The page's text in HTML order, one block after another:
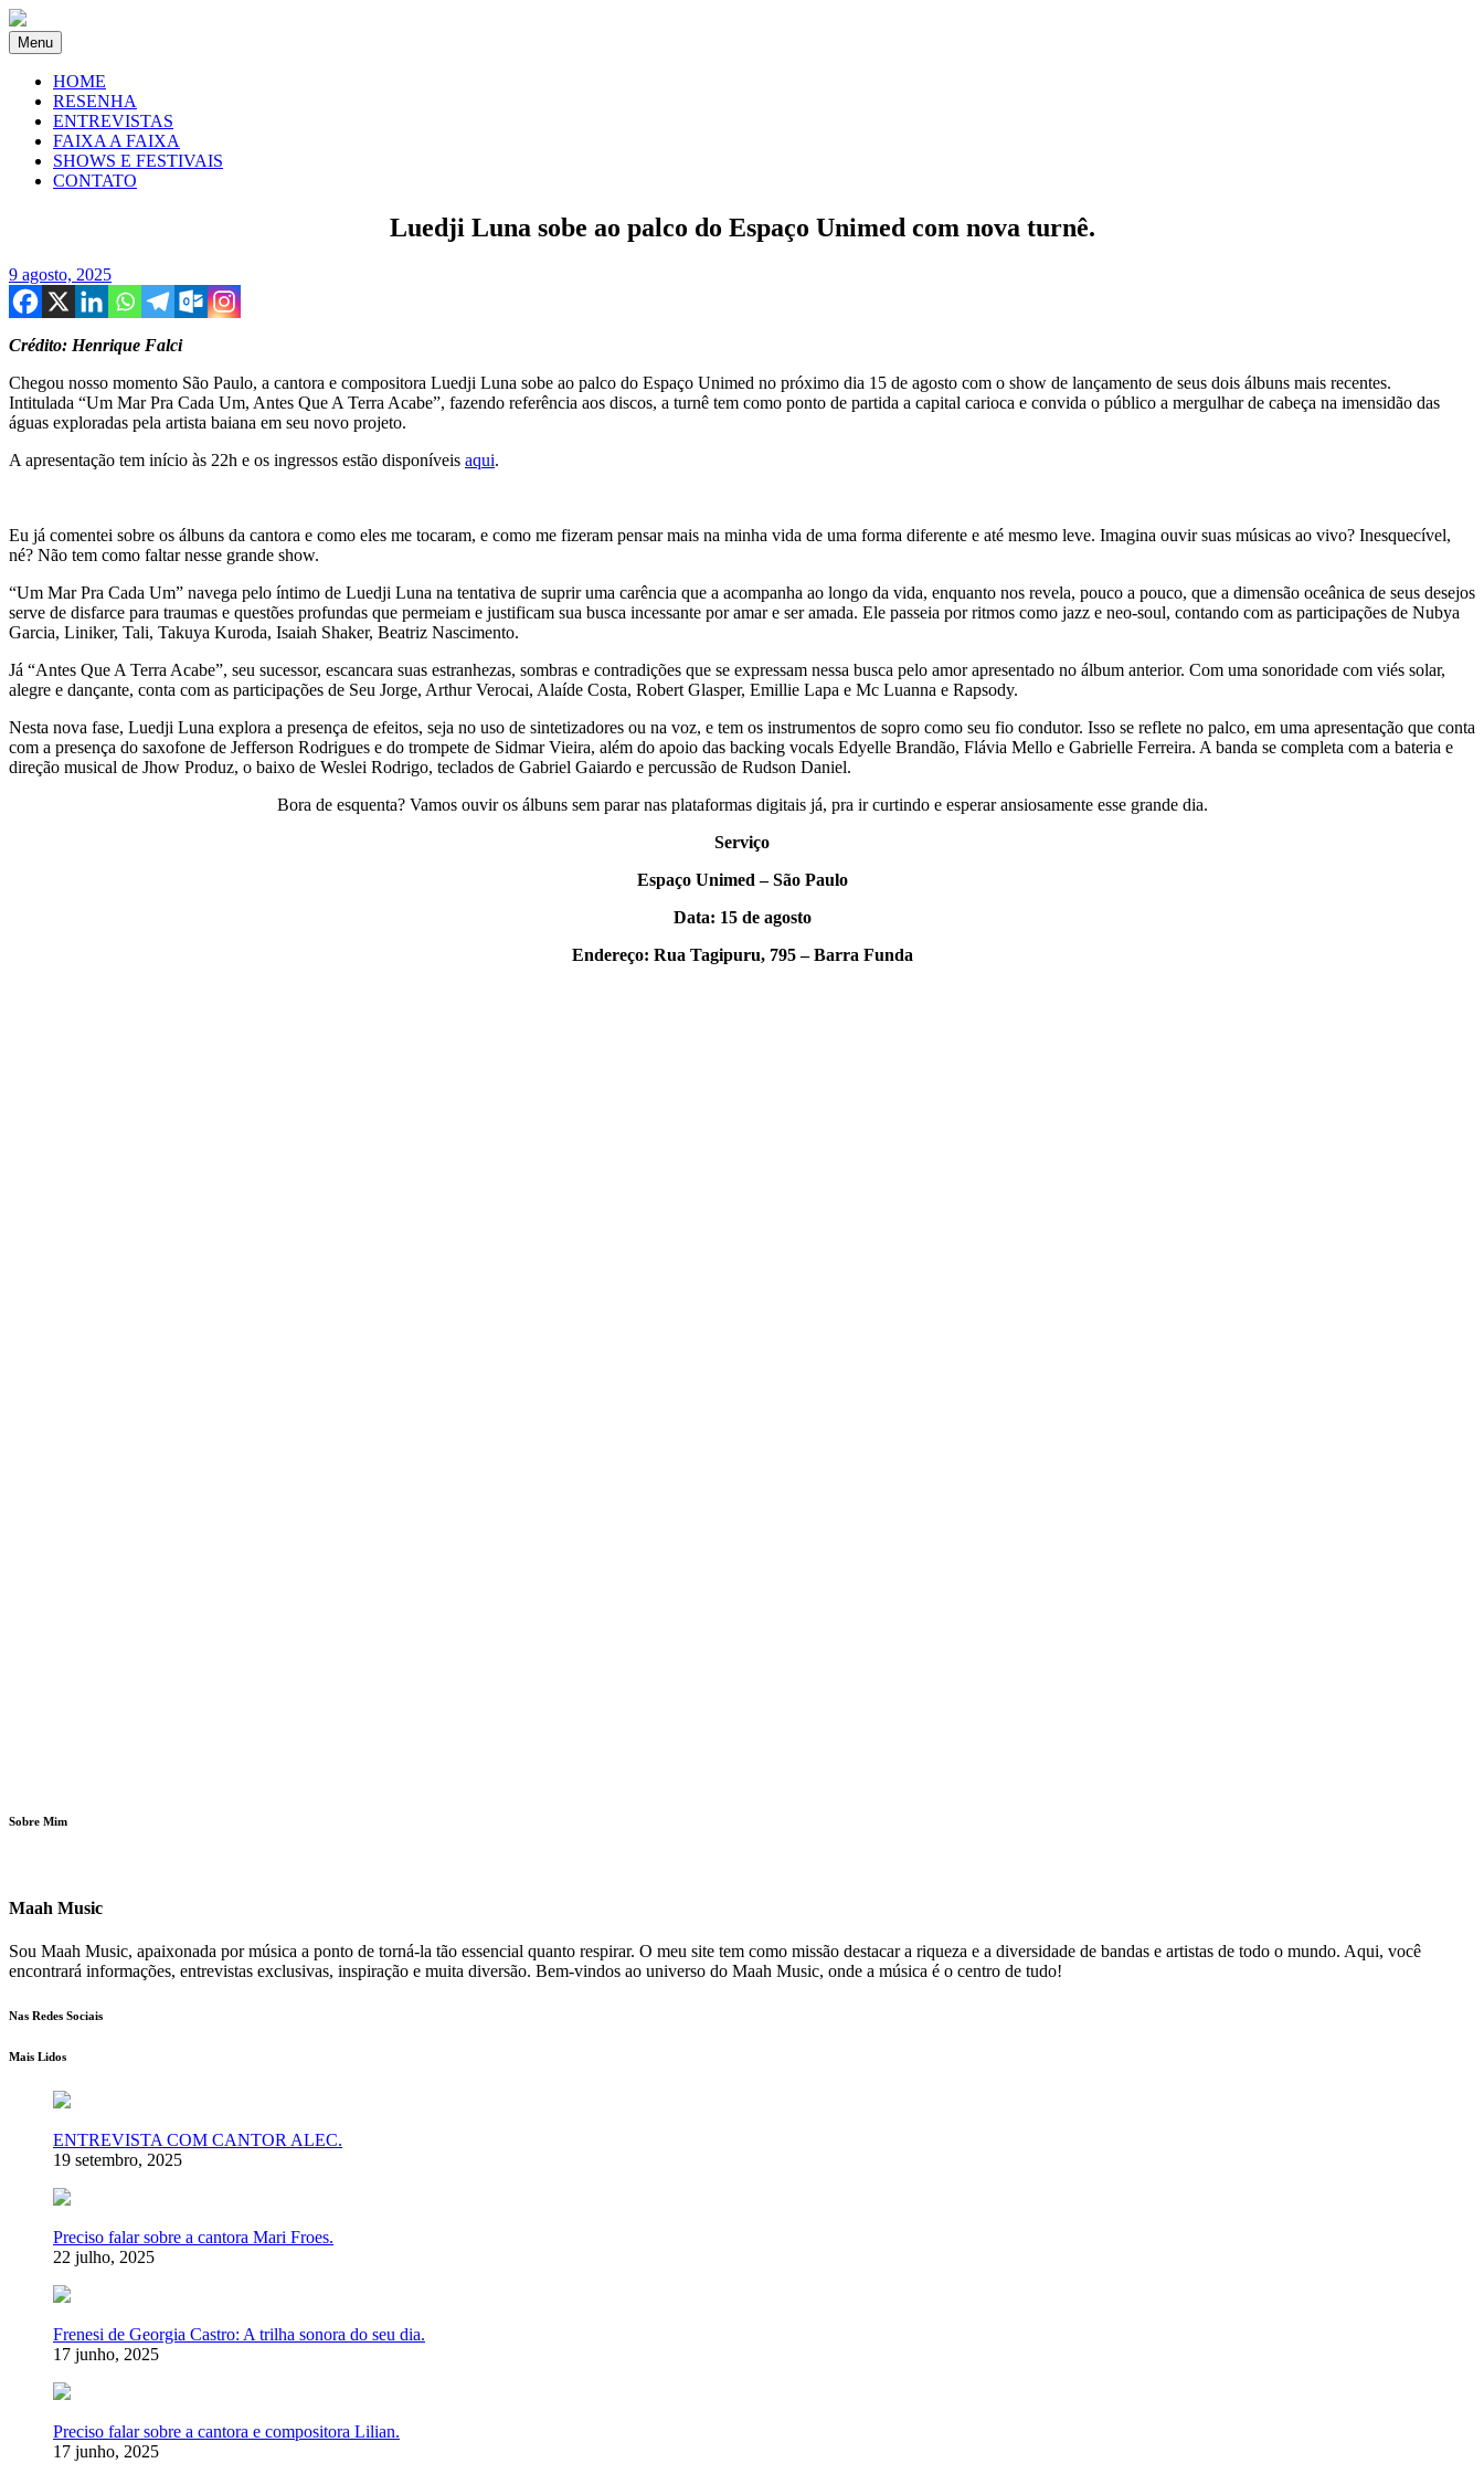
Menu
HOME
RESENHA
ENTREVISTAS
FAIXA A FAIXA
SHOWS E FESTIVAIS
CONTATO
Luedji Luna sobe ao palco do Espaço Unimed com nova turnê.
9 agosto, 2025
Crédito: Henrique Falci
Chegou nosso momento São Paulo, a cantora e compositora Luedji Luna sobe ao palco do Espaço Unimed no próximo dia 15 de agosto com o show de lançamento de seus dois álbuns mais recentes.
Intitulada “Um Mar Pra Cada Um, Antes Que A Terra Acabe”, fazendo referência aos discos, a turnê tem como ponto de partida a capital carioca e convida o público a mergulhar de cabeça na imensidão das
águas exploradas pela artista baiana em seu novo projeto.
A apresentação tem início às 22h e os ingressos estão disponíveis aqui.
Eu já comentei sobre os álbuns da cantora e como eles me tocaram, e como me fizeram pensar mais na minha vida de uma forma diferente e até mesmo leve. Imagina ouvir suas músicas ao vivo? Inesquecível,
né? Não tem como faltar nesse grande show.
“Um Mar Pra Cada Um” navega pelo íntimo de Luedji Luna na tentativa de suprir uma carência que a acompanha ao longo da vida, enquanto nos revela, pouco a pouco, que a dimensão oceânica de seus desejos
serve de disfarce para traumas e questões profundas que permeiam e justificam sua busca incessante por amar e ser amada. Ele passeia por ritmos como jazz e neo-soul, contando com as participações de Nubya
Garcia, Liniker, Tali, Takuya Kuroda, Isaiah Shaker, Beatriz Nascimento.
Já “Antes Que A Terra Acabe”, seu sucessor, escancara suas estranhezas, sombras e contradições que se expressam nessa busca pelo amor apresentado no álbum anterior. Com uma sonoridade com viés solar,
alegre e dançante, conta com as participações de Seu Jorge, Arthur Verocai, Alaíde Costa, Robert Glasper, Emillie Lapa e Mc Luanna e Rapsody.
Nesta nova fase, Luedji Luna explora a presença de efeitos, seja no uso de sintetizadores ou na voz, e tem os instrumentos de sopro como seu fio condutor. Isso se reflete no palco, em uma apresentação que conta
com a presença do saxofone de Jefferson Rodrigues e do trompete de Sidmar Vieira, além do apoio das backing vocals Edyelle Brandão, Flávia Mello e Gabrielle Ferreira. A banda se completa com a bateria e
direção musical de Jhow Produz, o baixo de Weslei Rodrigo, teclados de Gabriel Gaiardo e percussão de Rudson Daniel.
Bora de esquenta? Vamos ouvir os álbuns sem parar nas plataformas digitais já, pra ir curtindo e esperar ansiosamente esse grande dia.
Serviço
Espaço Unimed – São Paulo
Data: 15 de agosto
Endereço: Rua Tagipuru, 795 – Barra Funda
Sobre Mim
Maah Music
Sou Maah Music, apaixonada por música a ponto de torná-la tão essencial quanto respirar. O meu site tem como missão destacar a riqueza e a diversidade de bandas e artistas de todo o mundo. Aqui, você
encontrará informações, entrevistas exclusivas, inspiração e muita diversão. Bem-vindos ao universo do Maah Music, onde a música é o centro de tudo!
Nas Redes Sociais
Mais Lidos
ENTREVISTA COM CANTOR ALEC.
19 setembro, 2025
Preciso falar sobre a cantora Mari Froes.
22 julho, 2025
Frenesi de Georgia Castro: A trilha sonora do seu dia.
17 junho, 2025
Preciso falar sobre a cantora e compositora Lilian.
17 junho, 2025